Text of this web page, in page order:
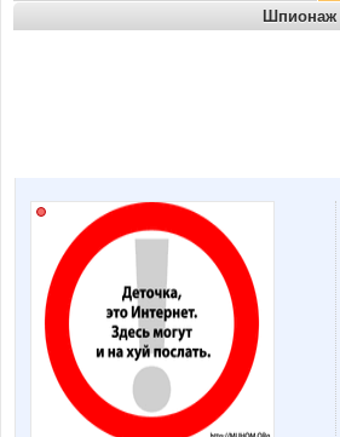
Шпионаж